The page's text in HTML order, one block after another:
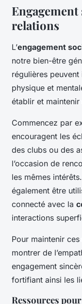
relations
L’engagement
notre bien-être
régulières
physique et
établir et maintenir
Commencez par
encouragent les
des clubs ou des
l’occasion de
les mêmes
également être
connecté avec la
interactions
Pour maintenir
montrer de
engagement
fortifiant ainsi les
Ressources